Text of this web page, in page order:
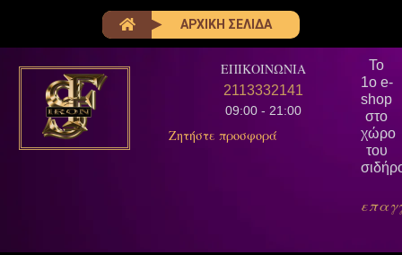
ΑΡΧΙΚΗ ΣΕΛΙΔΑ
ΕΠΙΚΟΙΝΩΝΙΑ
2113332141
09:00 - 21:00
Ζητήστε προσφορά
Το
1ο e-
shop
στο
χώρο
του